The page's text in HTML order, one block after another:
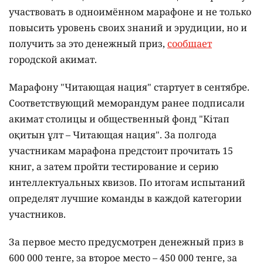
участвовать в одноимённом марафоне и не только
повысить уровень своих знаний и эрудиции, но и
получить за это денежный приз, сообщает
городской акимат.
Марафону "Читающая нация" стартует в сентябре.
Соответствующий меморандум ранее подписали
акимат столицы и общественный фонд "Кітап
оқитын ұлт – Читающая нация". За полгода
участникам марафона предстоит прочитать 15
книг, а затем пройти тестирование и серию
интеллектуальных квизов. По итогам испытаний
определят лучшие команды в каждой категории
участников.
За первое место предусмотрен денежный приз в
600 000 тенге, за второе место – 450 000 тенге, за